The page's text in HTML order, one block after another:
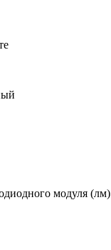
модуля (лм)